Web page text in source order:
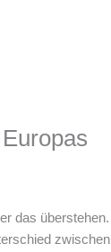
das überstehen.
zwischen